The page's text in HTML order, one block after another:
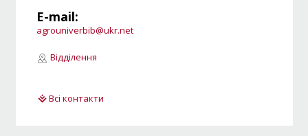
E-mail:
agrouniverbib@ukr.net
Відділення
Всі контакти